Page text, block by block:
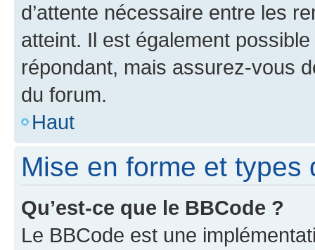
d’attente nécessaire entre les
atteint. Il est également
répondant, mais assurez-vous
du forum.
Haut
Mise en forme et types
Qu’est-ce que le BBCode ?
Le BBCode est une